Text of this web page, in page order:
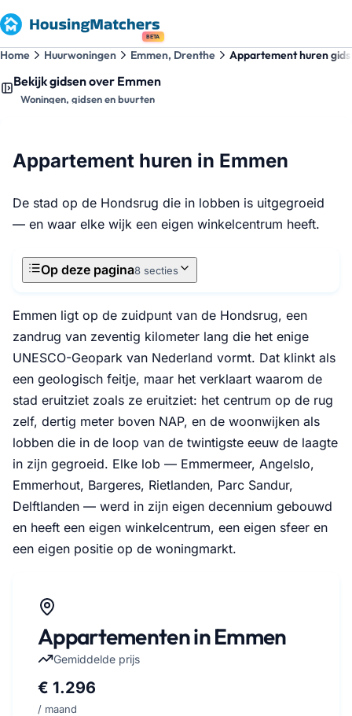
BETA
Home Huurwoningen Emmen, Drenthe Appartement huren gids
Bekijk gidsen over Emmen
Woningen, gidsen en buurten
Appartement huren in Emmen
De stad op de Hondsrug die in lobben is uitgegroeid
— en waar elke wijk een eigen winkelcentrum heeft.
Op deze pagina8 secties
Emmen ligt op de zuidpunt van de Hondsrug, een
zandrug van zeventig kilometer lang die het enige
UNESCO-Geopark van Nederland vormt. Dat klinkt als
een geologisch feitje, maar het verklaart waarom de
stad eruitziet zoals ze eruitziet: het centrum op de rug
zelf, dertig meter boven NAP, en de woonwijken als
lobben die in de loop van de twintigste eeuw de laagte
in zijn gegroeid. Elke lob — Emmermeer, Angelslo,
Emmerhout, Bargeres, Rietlanden, Parc Sandur,
Delftlanden — werd in zijn eigen decennium gebouwd
en heeft een eigen winkelcentrum, een eigen sfeer en
een eigen positie op de woningmarkt.
Appartementen in Emmen
Gemiddelde prijs
€ 1.296
/ maand